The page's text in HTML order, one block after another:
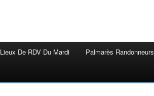
Lieux De RDV Du Mardi Palmarès Randonneurs